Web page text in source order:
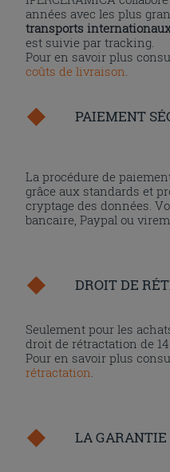
années avec les plus
transports
est suivie par tracking.
Pour en savoir plus
coûts de livraison
PAIEMENT
La procédure de
grâce aux standards et
cryptage des données.
bancaire, Paypal ou
DROIT DE
Seulement pour les
droit de rétractation de
Pour en savoir plus
rétractation
LA